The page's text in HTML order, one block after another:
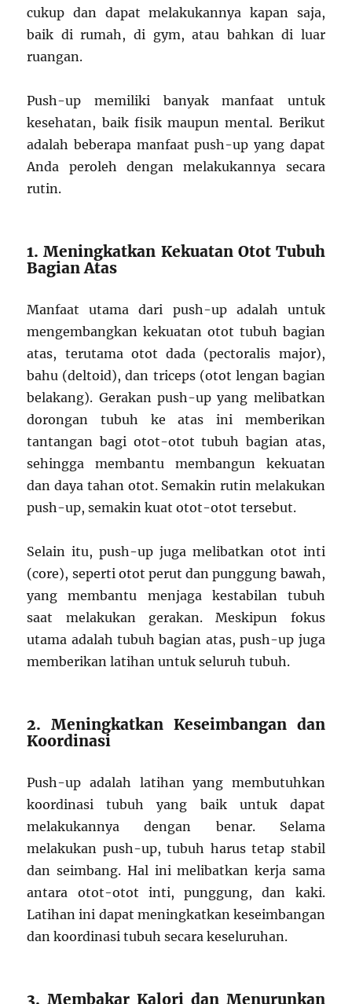
cukup dan dapat melakukannya kapan saja,
baik di rumah, di gym, atau bahkan di luar
ruangan.
Push-up memiliki banyak manfaat untuk
kesehatan, baik fisik maupun mental. Berikut
adalah beberapa manfaat push-up yang dapat
Anda peroleh dengan melakukannya secara
rutin.
1. Meningkatkan Kekuatan Otot Tubuh
Bagian Atas
Manfaat utama dari push-up adalah untuk
mengembangkan kekuatan otot tubuh bagian
atas, terutama otot dada (pectoralis major),
bahu (deltoid), dan triceps (otot lengan bagian
belakang). Gerakan push-up yang melibatkan
dorongan tubuh ke atas ini memberikan
tantangan bagi otot-otot tubuh bagian atas,
sehingga membantu membangun kekuatan
dan daya tahan otot. Semakin rutin melakukan
push-up, semakin kuat otot-otot tersebut.
Selain itu, push-up juga melibatkan otot inti
(core), seperti otot perut dan punggung bawah,
yang membantu menjaga kestabilan tubuh
saat melakukan gerakan. Meskipun fokus
utama adalah tubuh bagian atas, push-up juga
memberikan latihan untuk seluruh tubuh.
2. Meningkatkan Keseimbangan dan
Koordinasi
Push-up adalah latihan yang membutuhkan
koordinasi tubuh yang baik untuk dapat
melakukannya dengan benar. Selama
melakukan push-up, tubuh harus tetap stabil
dan seimbang. Hal ini melibatkan kerja sama
antara otot-otot inti, punggung, dan kaki.
Latihan ini dapat meningkatkan keseimbangan
dan koordinasi tubuh secara keseluruhan.
3. Membakar Kalori dan Menurunkan